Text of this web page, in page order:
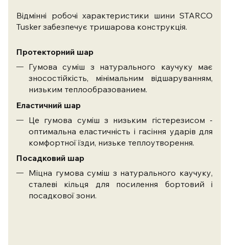
Відмінні робочі характеристики шини STARCO
Tusker забезпечує тришарова конструкція.
Протекторний шар
Гумова суміш з натурального каучуку має
зносостійкість, мінімальним відшаруванням,
низьким теплообразованием.
Еластичний шар
Це гумова суміш з низьким гістерезисом -
оптимальна еластичність і гасіння ударів для
комфортної їзди, низьке теплоутворення.
Посадковий шар
Міцна гумова суміш з натурального каучуку,
сталеві кільця для посилення бортовий і
посадкової зони.